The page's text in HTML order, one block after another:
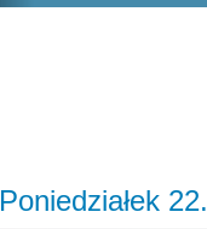
Poniedziałek